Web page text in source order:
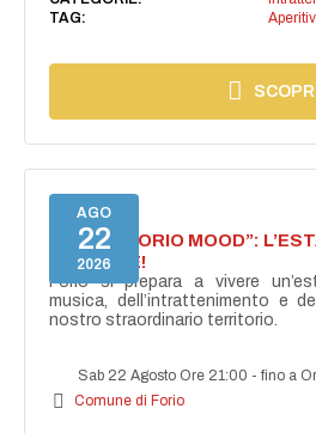
TAG:
AGO
22
2026
NASCE “FORIO MOOD”:
ACCENDE!
Forio si prepara a vivere
musica, dell’intrattenimento e
nostro straordinario territorio.
Sab 22 Agosto Ore 21:00 -fino a
Comune di Forio